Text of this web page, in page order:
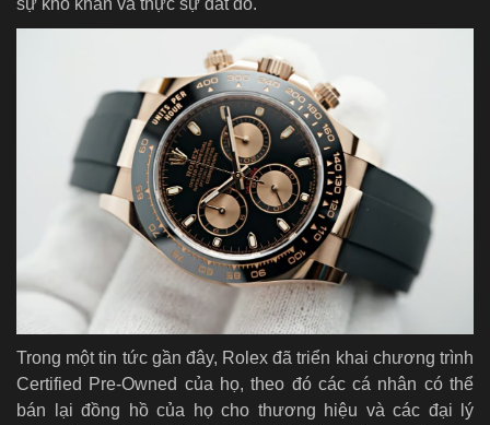
Trong một tin tức gần đây, Rolex đã triển khai chương trình
Certified Pre-Owned của họ, theo đó các cá nhân có thể
bán lại đồng hồ của họ cho thương hiệu và các đại lý